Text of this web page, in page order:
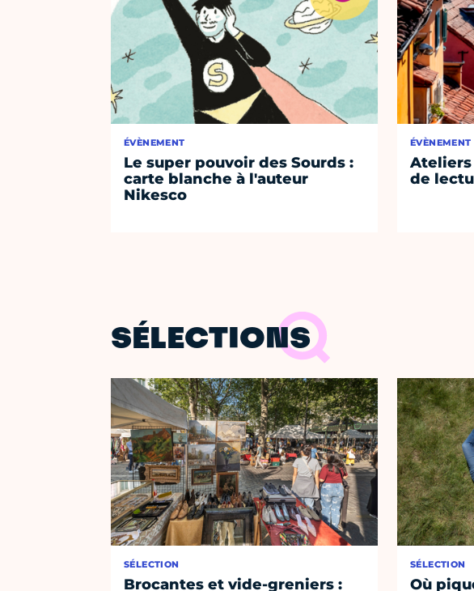
ÉVÈNEMENT
Le super pouvoir des Sourds :
carte blanche à l'auteur
Nikesco
ÉVÈNEMENT
de
SÉLECTIONS
SÉLECTION
Brocantes et vide-greniers :
SÉLECTION
Où